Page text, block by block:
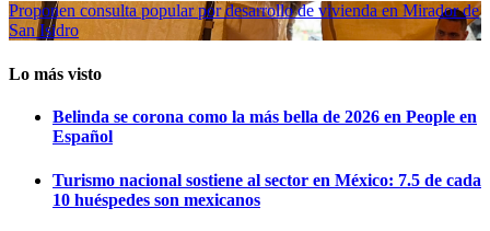
Proponen consulta popular por desarrollo de vivienda en Mirador de
San Isidro
Lo más visto
Belinda se corona como la más bella de 2026 en People en
Español
Turismo nacional sostiene al sector en México: 7.5 de cada
10 huéspedes son mexicanos